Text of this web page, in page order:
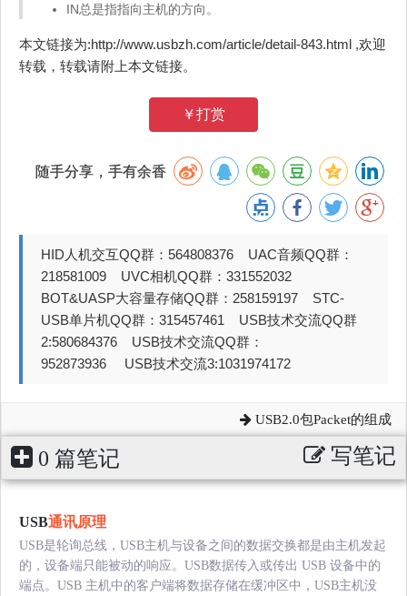
IN总是指指向主机的方向。
本文链接为:http://www.usbzh.com/article/detail-843.html ,欢迎
转载，转载请附上本文链接。
￥打赏
随手分享，手有余香
HID人机交互QQ群：564808376 UAC音频QQ群：
218581009 UVC相机QQ群：331552032
BOT&UASP大容量存储QQ群：258159197 STC-
USB单片机QQ群：315457461 USB技术交流QQ群
2:580684376 USB技术交流QQ群：
952873936 USB技术交流3:1031974172
USB2.0包Packet的组成
0 篇笔记 写笔记
USB通讯原理
USB是轮询总线，USB主机与设备之间的数据交换都是由主机发起
的，设备端只能被动的响应。USB数据传入或传出 USB 设备中的
端点。USB 主机中的客户端将数据存储在缓冲区中，USB主机没